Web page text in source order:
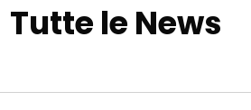
Tutte le News